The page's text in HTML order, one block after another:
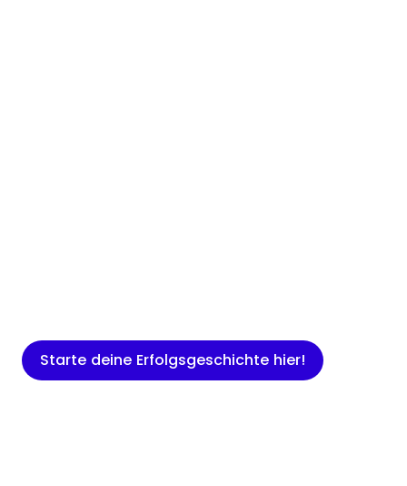
Starte deine Erfolgsgeschichte hier!